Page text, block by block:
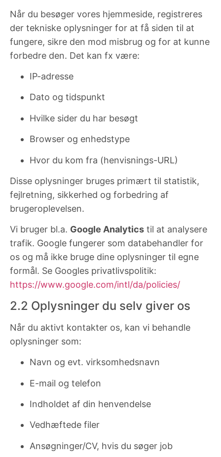
Når du besøger vores hjemmeside, registreres
der tekniske oplysninger for at få siden til at
fungere, sikre den mod misbrug og for at kunne
forbedre den. Det kan fx være:
IP-adresse
Dato og tidspunkt
Hvilke sider du har besøgt
Browser og enhedstype
Hvor du kom fra (henvisnings-URL)
Disse oplysninger bruges primært til statistik,
fejlretning, sikkerhed og forbedring af
brugeroplevelsen.
Vi bruger bl.a. Google Analytics til at analysere
trafik. Google fungerer som databehandler for
os og må ikke bruge dine oplysninger til egne
formål. Se Googles privatlivspolitik:
https://www.google.com/intl/da/policies/
2.2 Oplysninger du selv giver os
Når du aktivt kontakter os, kan vi behandle
oplysninger som:
Navn og evt. virksomhedsnavn
E-mail og telefon
Indholdet af din henvendelse
Vedhæftede filer
Ansøgninger/CV, hvis du søger job